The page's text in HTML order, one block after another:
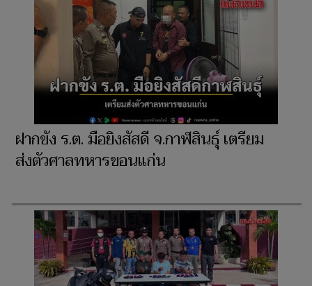
ฝากขัง ร.ต. มือยิงสัสดี จ.กาฬสินธุ์ เตรียม
ส่งตัวศาลทหารขอนแก่น